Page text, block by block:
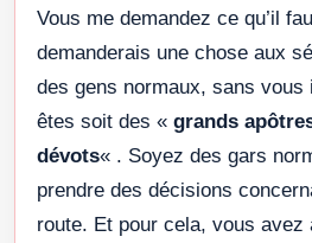
Vous me demandez ce qu’il
demanderais une chose aux
des gens normaux, sans vous
êtes soit des « grands
dévots« . Soyez des gars
prendre des décisions
route. Et pour cela, vous avez